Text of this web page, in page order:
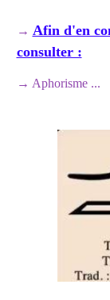
→ Afin d'en
consulter :
→ Aphorisme ...